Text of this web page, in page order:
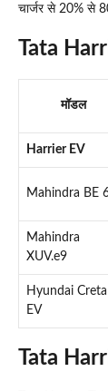
चार्जर से 20% से
Tata
मॉडल
Harrier EV
Mahindra BE
Mahindra
XUV.e9
Hyundai Creta
EV
Tata